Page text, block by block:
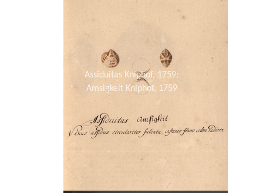
Assiduitas Kniphof, 1759;
Amsigkeit Kniphof, 1759